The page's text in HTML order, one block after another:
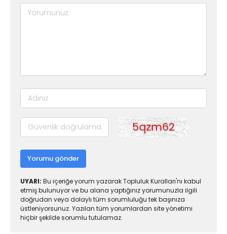
Yorumu gönder
UYARI: Bu içeriğe yorum yazarak Topluluk Kuralları'nı kabul
etmiş bulunuyor ve bu alana yaptığınız yorumunuzla ilgili
doğrudan veya dolaylı tüm sorumluluğu tek başınıza
üstleniyorsunuz. Yazılan tüm yorumlardan site yönetimi
hiçbir şekilde sorumlu tutulamaz.